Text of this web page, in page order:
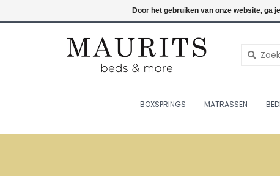
Inloggen
BOXSPRINGS MATRASSEN
Door het gebruiken van onze website, ga